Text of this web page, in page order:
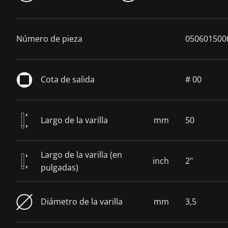
Número de pieza
Cota de salida # 00
Largo de la varilla mm 50
Largo de la varilla (en
pulgadas)
inch 2"
Diámetro de la varilla mm 3,5